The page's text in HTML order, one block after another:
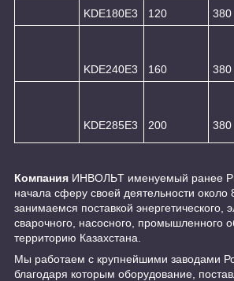
KDE180E3 120 380
KDE240E3 160 380
KDE285E3 200 380
Компания ИНBOЛЬT именуемый ранее
начала сферу своей деятельности
занимаемся поставкой энергетического,
сварочного, насосного, промышленного
территорию Казахстана.
Мы работаем с крупнейшими заводами
благодаря которым оборудование,